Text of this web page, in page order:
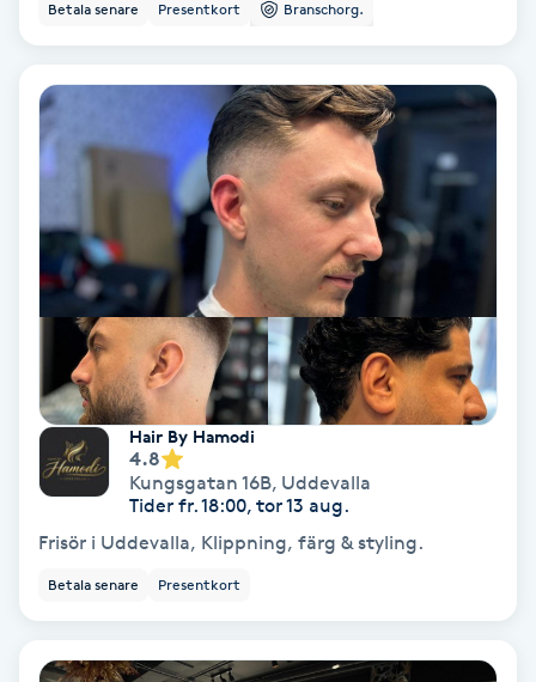
Torrborstning
Triggerpunktsmassage
Trådning
Träning
Tvätt & Fön
Vaccination
Vaxning
Betala senare Presentkort Branschorg.
Hair By Hamodi
4.8
Kungsgatan 16B, Uddevalla
Tider fr. 18:00, tor 13 aug.
Frisör i Uddevalla, Klippning, färg & styling.
Betala senare Presentkort